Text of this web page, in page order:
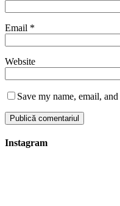
Email *
Website
Save my name, email,
Instagram